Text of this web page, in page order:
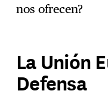
nos ofrecen?
La Unión
Defensa